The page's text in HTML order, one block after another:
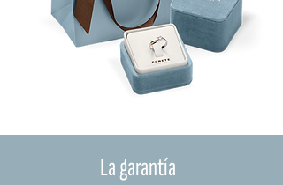
La garantía